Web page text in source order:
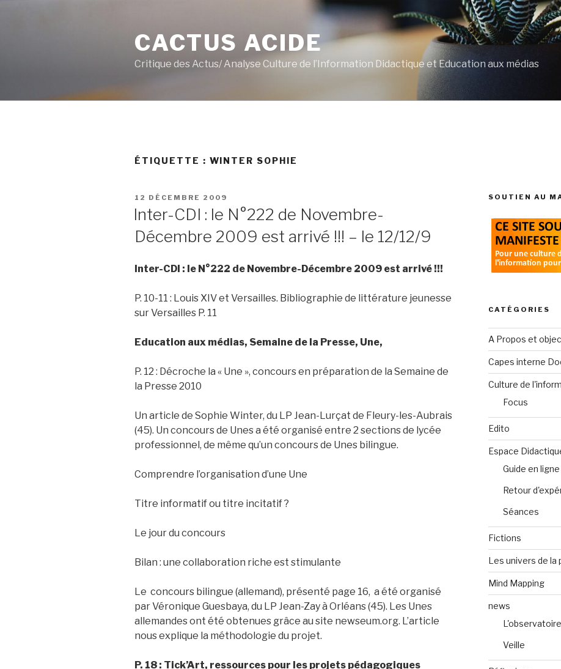
CACTUS ACIDE
Critique des Actus/ Analyse Culture de l’Information Didactique et Education aux médias
ÉTIQUETTE : WINTER SOPHIE
PUBLIÉ
12 DÉCEMBRE 2009
Inter-CDI : le N°222 de Novembre-
Décembre 2009 est arrivé !!! – le 12/12/9
Inter-CDI : le N°222 de Novembre-Décembre 2009 est arrivé !!!
P. 10-11 : Louis XIV et Versailles. Bibliographie de littérature jeunesse
sur Versailles P. 11
Education aux médias, Semaine de la Presse, Une,
P. 12 : Décroche la « Une », concours en préparation de la Semaine de
la Presse 2010
Un article de Sophie Winter, du LP Jean-Lurçat de Fleury-les-Aubrais
(45). Un concours de Unes a été organisé entre 2 sections de lycée
professionnel, de même qu’un concours de Unes bilingue.
Comprendre l’organisation d’une Une
Titre informatif ou titre incitatif ?
Le jour du concours
Bilan : une collaboration riche est stimulante
Le concours bilingue (allemand), présenté page 16, a été organisé
par Véronique Guesbaya, du LP Jean-Zay à Orléans (45). Les Unes
allemandes ont été obtenues grâce au site newseum.org. L’article
nous explique la méthodologie du projet.
P. 18 : Tick’Art, ressources pour les projets pédagogiques
SOUTIEN AU
CATÉGORIES
A Propos et
Capes interne
Culture de
Focus
Edito
Espace
Guide en
Retour
Séances
Fictions
Les univers de la
Mind Mapping
news
Veille